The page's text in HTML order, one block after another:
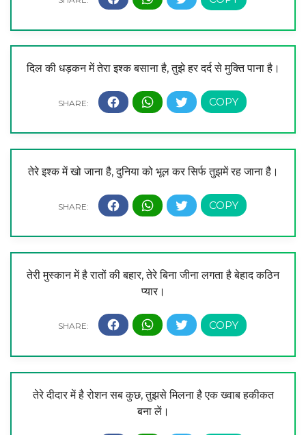
दिल की धड़कन में तेरा इश्क बसाना है, तुझे हर दर्द से मुक्ति पाना है।
तेरे इश्क में खो जाना है, दुनिया को भूल कर सिर्फ तुझमें रह जाना है।
तेरी मुस्कान में है रातों की बहार, तेरे बिना जीना लगता है बेहाद कठिन
प्यार।
तेरे दीदार में है रोशन सब कुछ, तुझसे मिलना है एक ख्वाब हकीकत
बना लें।